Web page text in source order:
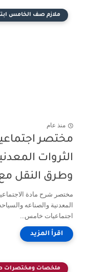
ملازم صف الخامس
منذ عام
مختصر
الثروات
وطرق النقل
مختصر شرح مادة
اجتماعيات خامس...
ملخصات ومختصرات